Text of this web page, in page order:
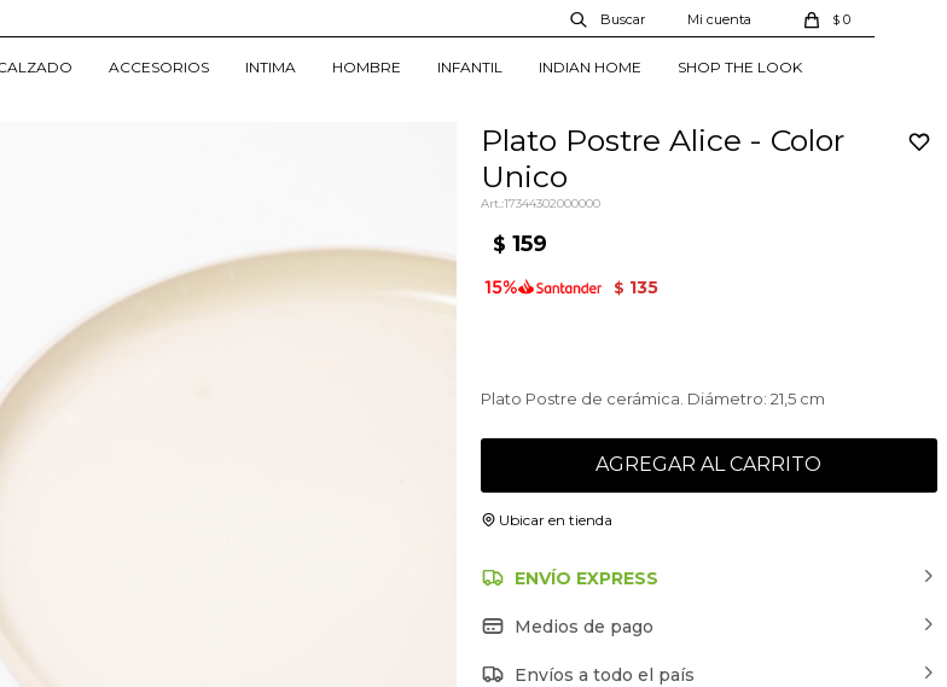
ACCESORIOS INTIMA HOMBRE INFANTIL INDIAN HOME SHOP THE LOOK
$ 0
Plato Postre Alice - Color
Unico
17344302000000
$ 159
$ 135
Plato Postre de cerámica. Diámetro: 21,5 cm
AGREGAR AL CARRITO
Ubicar en tienda
ENVÍO EXPRESS
Medios de pago
Envíos a todo el país